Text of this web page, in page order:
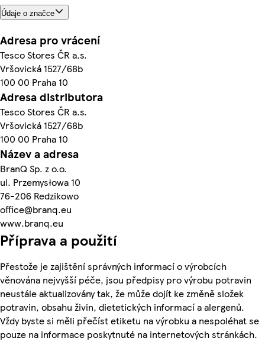
Údaje o značce
Adresa pro vrácení
Tesco Stores ČR a.s.
Vršovická 1527/68b
100 00 Praha 10
Adresa distributora
Tesco Stores ČR a.s.
Vršovická 1527/68b
100 00 Praha 10
Název a adresa
BranQ Sp. z o.o.
ul. Przemysłowa 10
76-206 Redzikowo
office@branq.eu
www.branq.eu
Příprava a použití
Přestože je zajištění správných informací o výrobcích
věnována nejvyšší péče, jsou předpisy pro výrobu potravin
neustále aktualizovány tak, že může dojít ke změně složek
potravin, obsahu živin, dietetických informací a alergenů.
Vždy byste si měli přečíst etiketu na výrobku a nespoléhat se
pouze na informace poskytnuté na internetových stránkách.